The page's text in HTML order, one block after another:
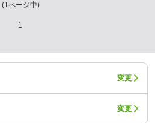
(1ページ中)
1
変更
変更